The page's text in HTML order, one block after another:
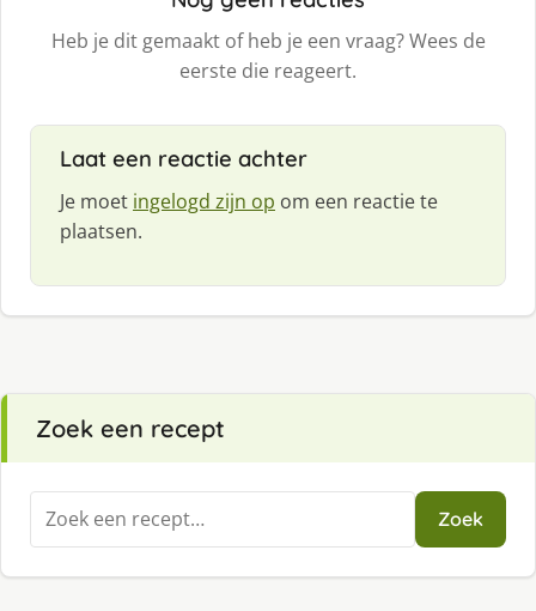
Heb je dit gemaakt of heb je een vraag? Wees de
eerste die reageert.
Laat een reactie achter
Je moet ingelogd zijn op om een reactie te
plaatsen.
Zoek een recept
Zoeken
naar:
Zoek